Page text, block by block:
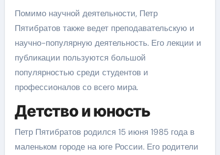
Помимо научной деятельности, Петр
Пятибратов также ведет преподавательскую и
научно-популярную деятельность. Его лекции и
публикации пользуются большой
популярностью среди студентов и
профессионалов со всего мира.
Детство и юность
Петр Пятибратов родился 15 июня 1985 года в
маленьком городе на юге России. Его родители